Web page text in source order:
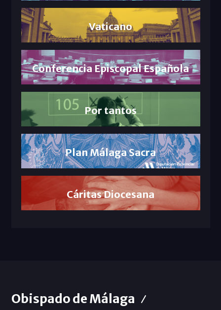
Vaticano
Conferencia Episcopal Española
Por tantos
Plan Málaga Sacra
Cáritas Diocesana
Obispado de Málaga